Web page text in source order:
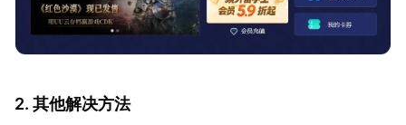
2. 其他解决方法